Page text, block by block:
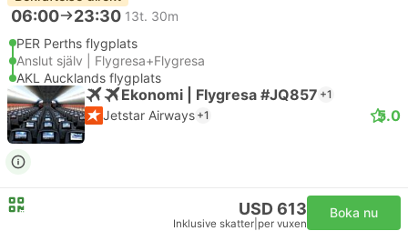
06:00 23:30 13t. 30m
PER Perths flygplats
Anslut själv | Flygresa+Flygresa
AKL Aucklands flygplats
Ekonomi | Flygresa #JQ857 +1
Jetstar Airways +1 5.0
USD 613
Inklusive skatter per vuxen
Boka nu